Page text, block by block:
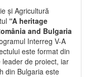
și Agricultură
“A heritage
and Bulgaria
Interreg V-A
este format din
de proiect, iar
din Bulgaria este